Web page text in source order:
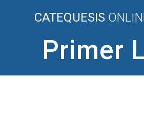
CATEQUESIS
Primer